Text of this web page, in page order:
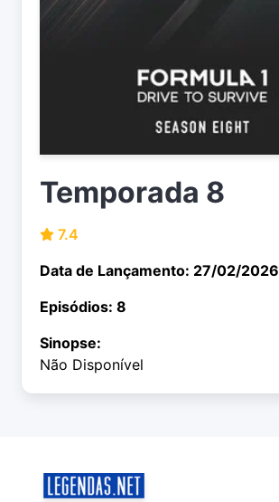
Temporada 8
7.4
Data de Lançamento: 27/02/2026
Episódios: 8
Sinopse:
Não Disponível